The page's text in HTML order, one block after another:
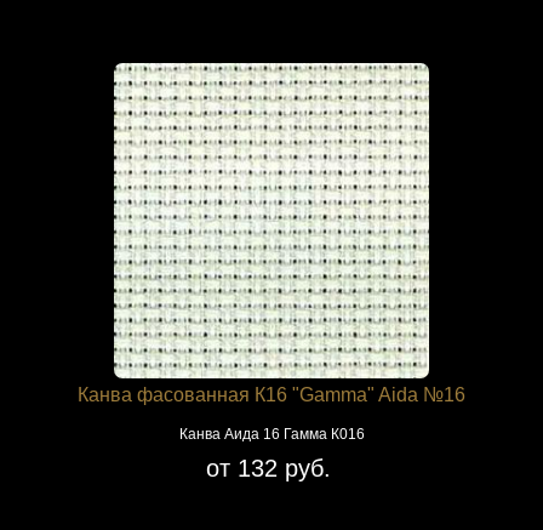
Канва фасованная К16 "Gamma" Aida №16
Канва Аида 16 Гамма К016
от 132 руб.